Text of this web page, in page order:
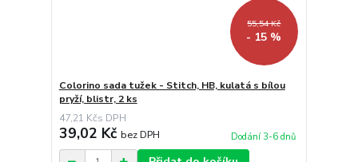
55,54 Kč
- 15 %
Colorino sada tužek - Stitch, HB, kulatá s bílou
pryží, blistr, 2 ks
47,21 Kč
39,02 Kč bez DPH Dodání 3-6 dnů